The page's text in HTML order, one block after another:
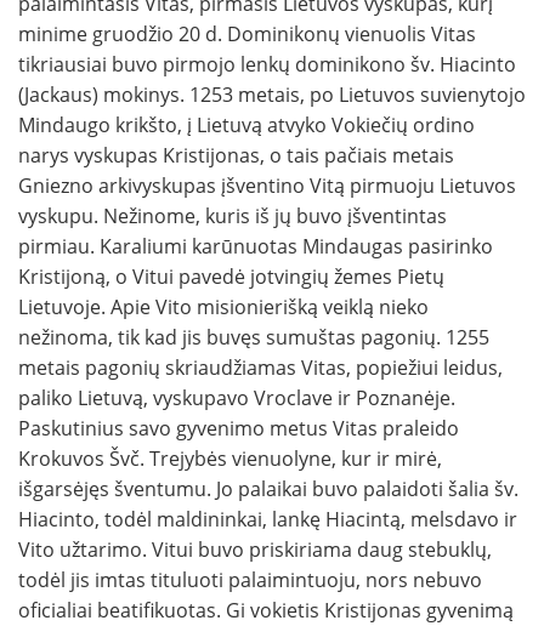
minime gruodžio 20 d. Dominikonų vienuolis Vitas
tikriausiai buvo pirmojo lenkų dominikono šv. Hiacinto
(Jackaus) mokinys. 1253 metais, po Lietuvos suvienytojo
Mindaugo krikšto, į Lietuvą atvyko Vokiečių ordino
narys vyskupas Kristijonas, o tais pačiais metais
Gniezno arkivyskupas įšventino Vitą pirmuoju Lietuvos
vyskupu. Nežinome, kuris iš jų buvo įšventintas
pirmiau. Karaliumi karūnuotas Mindaugas pasirinko
Kristijoną, o Vitui pavedė jotvingių žemes Pietų
Lietuvoje. Apie Vito misionierišką veiklą nieko
nežinoma, tik kad jis buvęs sumuštas pagonių. 1255
metais pagonių skriaudžiamas Vitas, popiežiui leidus,
paliko Lietuvą, vyskupavo Vroclave ir Poznanėje.
Paskutinius savo gyvenimo metus Vitas praleido
Krokuvos Švč. Trejybės vienuolyne, kur ir mirė,
išgarsėjęs šventumu. Jo palaikai buvo palaidoti šalia šv.
Hiacinto, todėl maldininkai, lankę Hiacintą, melsdavo ir
Vito užtarimo. Vitui buvo priskiriama daug stebuklų,
todėl jis imtas tituluoti palaimintuoju, nors nebuvo
oficialiai beatifikuotas. Gi vokietis Kristijonas gyvenimą